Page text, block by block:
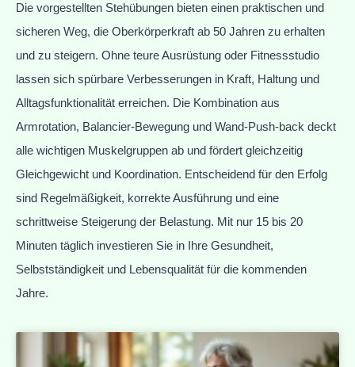
Die vorgestellten Stehübungen bieten einen praktischen und
sicheren Weg, die Oberkörperkraft ab 50 Jahren zu erhalten
und zu steigern. Ohne teure Ausrüstung oder Fitnessstudio
lassen sich spürbare Verbesserungen in Kraft, Haltung und
Alltagsfunktionalität erreichen. Die Kombination aus
Armrotation, Balancier-Bewegung und Wand-Push-back deckt
alle wichtigen Muskelgruppen ab und fördert gleichzeitig
Gleichgewicht und Koordination. Entscheidend für den Erfolg
sind Regelmäßigkeit, korrekte Ausführung und eine
schrittweise Steigerung der Belastung. Mit nur 15 bis 20
Minuten täglich investieren Sie in Ihre Gesundheit,
Selbstständigkeit und Lebensqualität für die kommenden
Jahre.